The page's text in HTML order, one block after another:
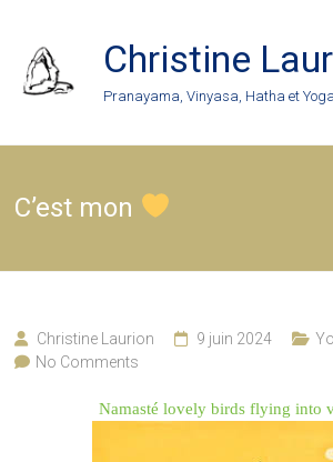
content
Christine
Pranayama, Vinyasa, Hatha et
C’est mon
Christine Laurion 9 juin 2024
No Comments
Namasté lovely birds flying into